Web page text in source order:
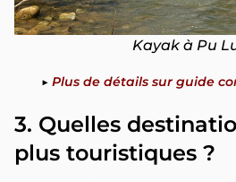
Kayak à Pu
▶️ Plus de détails sur guide
3. Quelles
plus touristiques ?